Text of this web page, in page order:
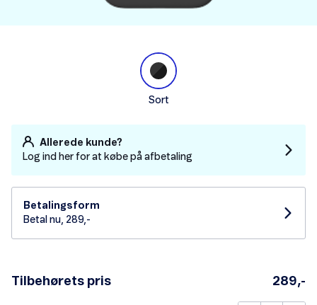
Sort
Allerede kunde?
Log ind her for at købe på afbetaling
Betalingsform
Betal nu, 289,-
Tilbehørets pris 289,-